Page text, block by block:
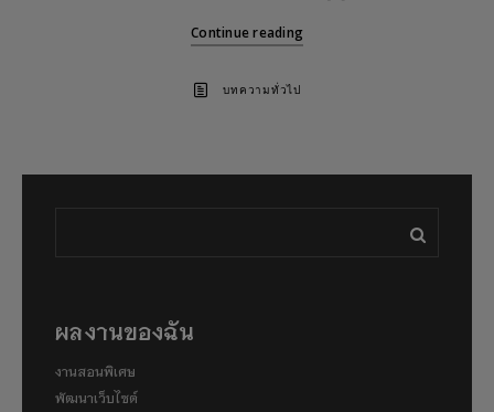
Continue reading
บทความทั่วไป
ผลงานของฉัน
งานสอนพิเศษ
พัฒนาเว็บไซต์